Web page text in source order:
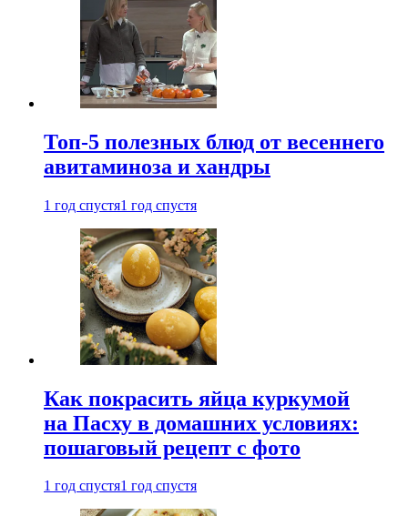
Топ-5 полезных блюд от весеннего
авитаминоза и хандры
1 год спустя1 год спустя
Как покрасить яйца куркумой
на Пасху в домашних условиях:
пошаговый рецепт с фото
1 год спустя1 год спустя